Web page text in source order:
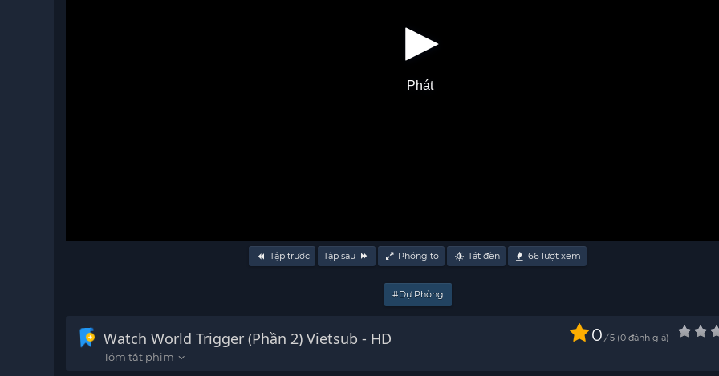
Phát
Tập trước Tập sau Phóng to Tắt đèn 66 lượt xem
#Dự Phòng
Watch World Trigger (Phần 2) Vietsub - HD 0 / 5 0 đánh giá